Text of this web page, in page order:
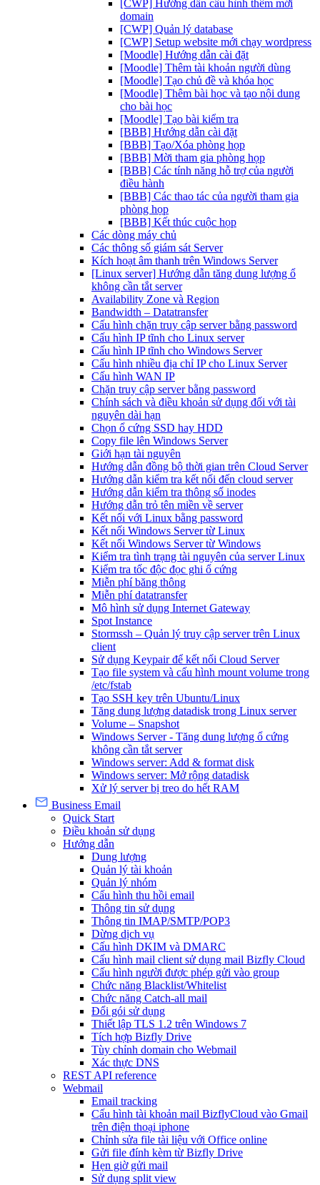
[CWP] Hướng dẫn cấu hình thêm mới
domain
[CWP] Quản lý database
[CWP] Setup website mới chạy wordpress
[Moodle] Hướng dẫn cài đặt
[Moodle] Thêm tài khoản người dùng
[Moodle] Tạo chủ đề và khóa học
[Moodle] Thêm bài học và tạo nội dung
cho bài học
[Moodle] Tạo bài kiểm tra
[BBB] Hướng dẫn cài đặt
[BBB] Tạo/Xóa phòng họp
[BBB] Mời tham gia phòng họp
[BBB] Các tính năng hỗ trợ của người
điều hành
[BBB] Các thao tác của người tham gia
phòng họp
[BBB] Kết thúc cuộc họp
Các dòng máy chủ
Các thông số giám sát Server
Kích hoạt âm thanh trên Windows Server
[Linux server] Hướng dẫn tăng dung lượng ổ
không cần tắt server
Availability Zone và Region
Bandwidth – Datatransfer
Cấu hình chặn truy cập server bằng password
Cấu hình IP tĩnh cho Linux server
Cấu hình IP tĩnh cho Windows Server
Cấu hình nhiều địa chỉ IP cho Linux Server
Cấu hình WAN IP
Chặn truy cập server bằng password
Chính sách và điều khoản sử dụng đối với tài
nguyên dài hạn
Chọn ổ cứng SSD hay HDD
Copy file lên Windows Server
Giới hạn tài nguyên
Hướng dẫn đồng bộ thời gian trên Cloud Server
Hướng dẫn kiểm tra kết nối đến cloud server
Hướng dẫn kiểm tra thông số inodes
Hướng dẫn trỏ tên miền về server
Kết nối với Linux bằng password
Kết nối Windows Server từ Linux
Kết nối Windows Server từ Windows
Kiểm tra tình trạng tài nguyên của server Linux
Kiểm tra tốc độc đọc ghi ổ cứng
Miễn phí băng thông
Miễn phí datatransfer
Mô hình sử dụng Internet Gateway
Spot Instance
Stormssh – Quản lý truy cập server trên Linux
client
Sử dụng Keypair để kết nối Cloud Server
Tạo file system và cấu hình mount volume trong
/etc/fstab
Tạo SSH key trên Ubuntu/Linux
Tăng dung lượng datadisk trong Linux server
Volume – Snapshot
Windows Server - Tăng dung lượng ổ cứng
không cần tắt server
Windows server: Add & format disk
Windows server: Mở rộng datadisk
Xử lý server bị treo do hết RAM
Business Email
Quick Start
Điều khoản sử dụng
Hướng dẫn
Dung lượng
Quản lý tài khoản
Quản lý nhóm
Cấu hình thu hồi email
Thông tin sử dụng
Thông tin IMAP/SMTP/POP3
Dừng dịch vụ
Cấu hình DKIM và DMARC
Cấu hình mail client sử dụng mail Bizfly Cloud
Cấu hình người được phép gửi vào group
Chức năng Blacklist/Whitelist
Chức năng Catch-all mail
Đổi gói sử dụng
Thiết lập TLS 1.2 trên Windows 7
Tích hợp Bizfly Drive
Tùy chỉnh domain cho Webmail
Xác thực DNS
REST API reference
Webmail
Email tracking
Cấu hình tài khoản mail BizflyCloud vào Gmail
trên điện thoại iphone
Chỉnh sửa file tài liệu với Office online
Gửi file đính kèm từ Bizfly Drive
Hẹn giờ gửi mail
Sử dụng split view